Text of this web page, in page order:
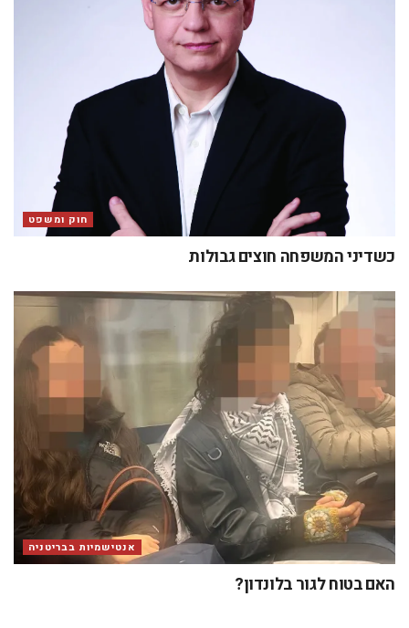
חוק ומשפט
כשדיני המשפחה חוצים גבולות
אנטישמיות בבריטניה
האם בטוח לגור בלונדון?